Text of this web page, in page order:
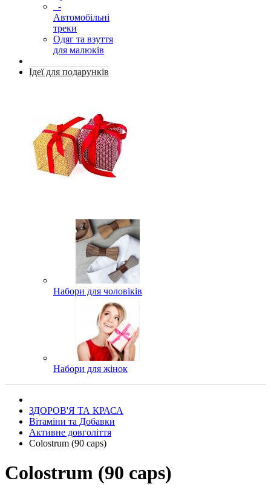
-
Автомобільні
треки
Одяг та взуття
для малюків
Ідеї для подарунків
Набори для чоловіків
Набори для жінок
ЗДОРОВ'Я ТА КРАСА
Вітаміни та Добавки
Активне довголіття
Colostrum (90 caps)
Colostrum (90 caps)